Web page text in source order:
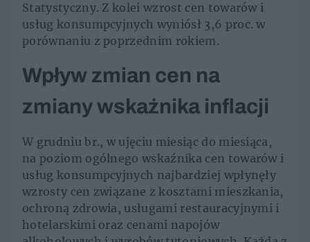
Statystyczny. Z kolei wzrost cen towarów i
usług konsumpcyjnych wyniósł 3,6 proc. w
porównaniu z poprzednim rokiem.
Wpływ zmian cen na
zmiany wskaźnika inflacji
W grudniu br., w ujęciu miesiąc do miesiąca,
na poziom ogólnego wskaźnika cen towarów i
usług konsumpcyjnych najbardziej wpłynęły
wzrosty cen związane z kosztami mieszkania,
ochroną zdrowia, usługami restauracyjnymi i
hotelarskimi oraz cenami napojów